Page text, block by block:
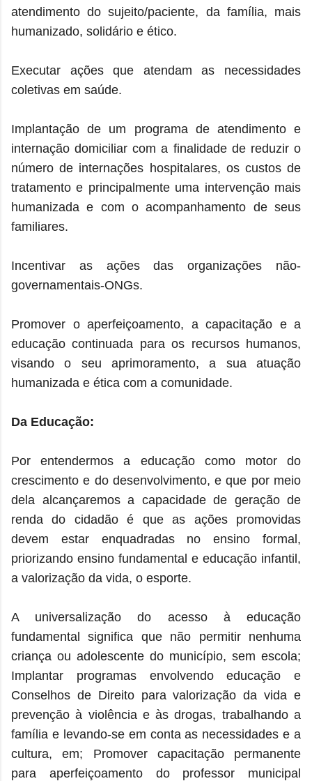
atendimento do sujeito/paciente, da família, mais
humanizado, solidário e ético.
Executar ações que atendam as necessidades
coletivas em saúde.
Implantação de um programa de atendimento e
internação domiciliar com a finalidade de reduzir o
número de internações hospitalares, os custos de
tratamento e principalmente uma intervenção mais
humanizada e com o acompanhamento de seus
familiares.
Incentivar as ações das organizações não-
governamentais-ONGs.
Promover o aperfeiçoamento, a capacitação e a
educação continuada para os recursos humanos,
visando o seu aprimoramento, a sua atuação
humanizada e ética com a comunidade.
Da Educação:
Por entendermos a educação como motor do
crescimento e do desenvolvimento, e que por meio
dela alcançaremos a capacidade de geração de
renda do cidadão é que as ações promovidas
devem estar enquadradas no ensino formal,
priorizando ensino fundamental e educação infantil,
a valorização da vida, o esporte.
A universalização do acesso à educação
fundamental significa que não permitir nenhuma
criança ou adolescente do município, sem escola;
Implantar programas envolvendo educação e
Conselhos de Direito para valorização da vida e
prevenção à violência e às drogas, trabalhando a
família e levando-se em conta as necessidades e a
cultura, em; Promover capacitação permanente
para aperfeiçoamento do professor municipal